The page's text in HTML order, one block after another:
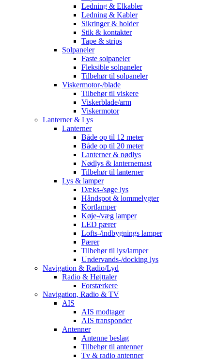
Ledning & Elkabler
Ledning & Kabler
Sikringer & holder
Stik & kontakter
Tape & strips
Solpaneler
Faste solpaneler
Fleksible solpaneler
Tilbehør til solpaneler
Viskermotor-/blade
Tilbehør til viskere
Viskerblade/arm
Viskermotor
Lanterner & Lys
Lanterner
Både op til 12 meter
Både op til 20 meter
Lanterner & nødlys
Nødlys & lanternemast
Tilbehør til lanterner
Lys & lamper
Dæks-/søge lys
Håndspot & lommelygter
Kortlamper
Køje-/væg lamper
LED pærer
Lofts-/indbygnings lamper
Pærer
Tilbehør til lys/lamper
Undervands-/docking lys
Navigation & Radio/Lyd
Radio & Højttaler
Forstærkere
Navigation, Radio & TV
AIS
AIS modtager
AIS transponder
Antenner
Antenne beslag
Tilbehør til antenner
Tv & radio antenner